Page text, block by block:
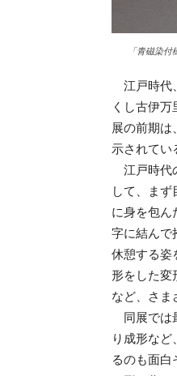
「青磁染
江戸時代
くし古伊
展の前期は
示されてい
江戸時代
して、ま
に身を包ん
字に結んで
休憩する姿
形をした変
など、さま
同展では
り成形な
るのも面